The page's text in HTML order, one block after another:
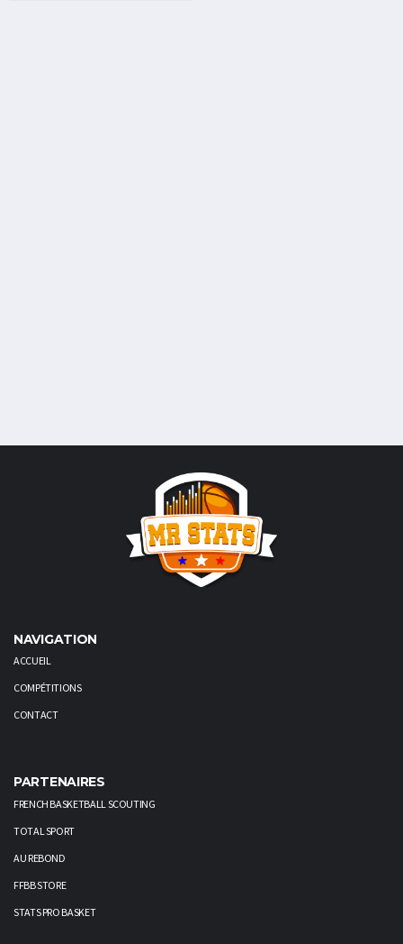
NAVIGATION
ACCUEIL
COMPÉTITIONS
CONTACT
PARTENAIRES
FRENCH BASKETBALL SCOUTING
TOTAL SPORT
AU REBOND
FFBB STORE
STATS PRO BASKET